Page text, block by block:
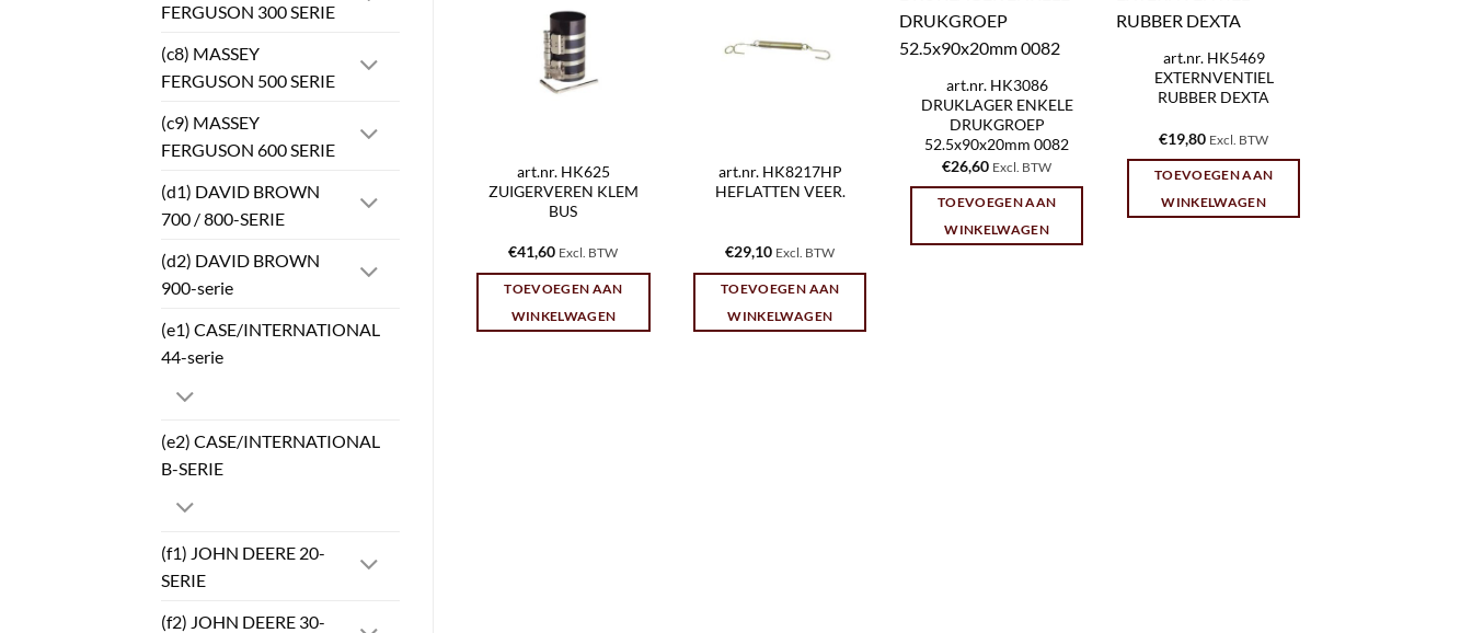
FERGUSON 300 SERIE
(c8) MASSEY
FERGUSON 500 SERIE
(c9) MASSEY
FERGUSON 600 SERIE
(d1) DAVID BROWN
700 / 800-SERIE
(d2) DAVID BROWN
900-serie
(e1) CASE/INTERNATIONAL
44-serie
(e2) CASE/INTERNATIONAL
B-SERIE
(f1) JOHN DEERE 20-
SERIE
(f2) JOHN DEERE 30-
art.nr. HK625
ZUIGERVEREN KLEM
BUS
€41,60 Excl. BTW
TOEVOEGEN AAN
WINKELWAGEN
art.nr. HK8217HP
HEFLATTEN VEER.
€29,10 Excl. BTW
TOEVOEGEN AAN
WINKELWAGEN
art.nr. HK3086
DRUKLAGER ENKELE
DRUKGROEP
52.5x90x20mm 0082
€26,60 Excl. BTW
TOEVOEGEN AAN
WINKELWAGEN
art.nr. HK5469
EXTERNVENTIEL
RUBBER DEXTA
€19,80 Excl. BTW
TOEVOEGEN AAN
WINKELWAGEN